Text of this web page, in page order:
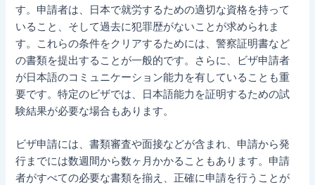
す。申請者は、日本で就労するための適切な資格を持って
いること、そして過去に犯罪歴がないことが求められま
す。これらの条件をクリアするためには、警察証明書など
の書類を提出することが一般的です。さらに、ビザ申請者
が日本語のコミュニケーション能力を有していることも重
要です。特定のビザでは、日本語能力を証明するための試
験結果が必要な場合もあります。
ビザ申請には、書類審査や面接などが含まれ、申請から発
行までには数週間から数ヶ月かかることもあります。申請
者がすべての必要な書類を揃え、正確に申請を行うことが